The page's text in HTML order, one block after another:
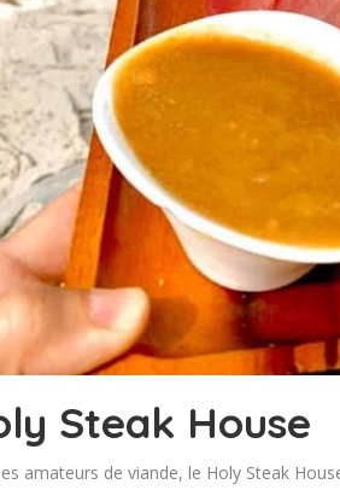
Steak House
amateurs de viande, le Holy Steak